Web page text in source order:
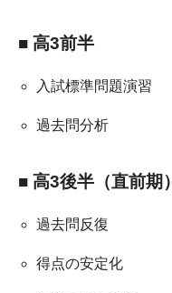
■ 高3前半
入試標準問題演習
過去問分析
■ 高3後半（直前期）
過去問反復
得点の安定化